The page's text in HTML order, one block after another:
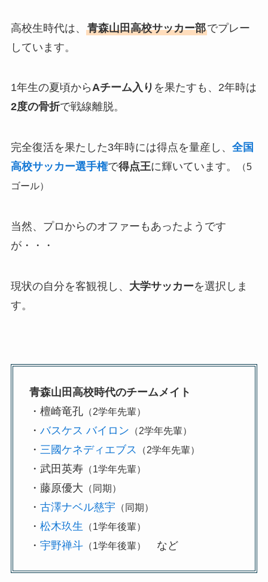
高校生時代は、 青森山田高校サッカー部でプレー
しています。
1年生の夏頃からAチーム入り を果たすも、2年時は
2度の骨折で戦線離脱。
完全復活を果たした3年時には得点を量産し、 全国
高校サッカー選手権で得点王に輝いています。
（5
ゴール）
当然、プロからのオファーもあったようです
が・・・
現状の自分を客観視し、 大学サッカーを選択しま
す。
青森山田高校時代のチームメイト
・檀崎竜孔（2学年先輩）
・ バスケス バイロン （2学年先輩）
・ 三國ケネディエブス （2学年先輩）
・武田英寿（1学年先輩）
・藤原優大 （同期）
・ 古澤ナベル慈宇 （同期）
・ 松木玖生 （1学年後輩）
・ 宇野禅斗（1学年後輩） など